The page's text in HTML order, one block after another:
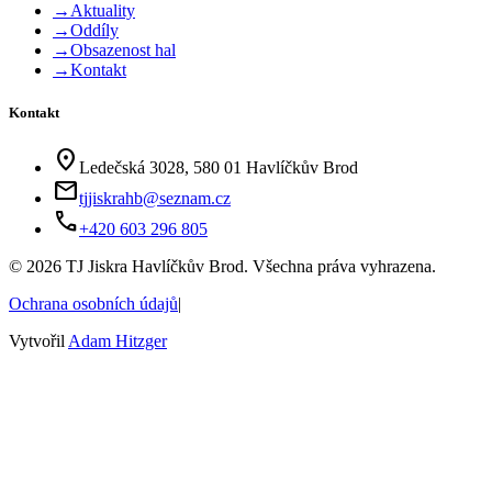
→ Aktuality
→Oddíly
→Obsazenost hal
→Kontakt
Kontakt
location_on Ledečská 3028, 580 01 Havlíčkův Brod
mailtjjiskrahb@seznam.cz
phone+420 603 296 805
© 2026 TJ Jiskra Havlíčkův Brod. Všechna práva vyhrazena.
Ochrana osobních údajů|
Vytvořil Adam Hitzger